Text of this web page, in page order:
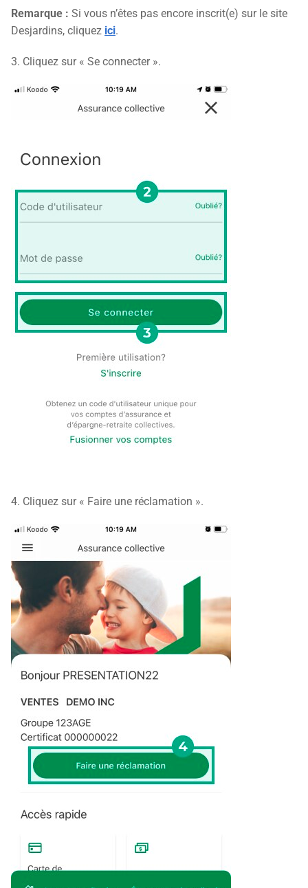
Remarque : Si vous n’êtes pas encore inscrit(e) sur le site
Desjardins, cliquez ici.
3. Cliquez sur « Se connecter ».
4. Cliquez sur « Faire une réclamation ».